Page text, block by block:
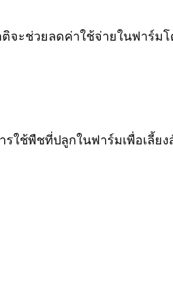
จะช่วยลดค่าใช้จ่ายในฟาร์ม
ใช้พืชที่ปลูกในฟาร์มเพื่อเลี้ย